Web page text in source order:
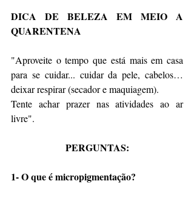
DICA DE BELEZA EM MEIO A
QUARENTENA
"Aproveite o tempo que está mais em casa
para se cuidar... cuidar da pele, cabelos…
deixar respirar (secador e maquiagem).
Tente achar prazer nas atividades ao ar
livre".
PERGUNTAS:
1- O que é micropigmentação?